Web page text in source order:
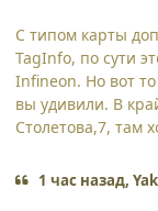
С типом карты
TagInfo, по сути
Infineon. Но вот
вы удивили. В
Столетова,7, там
1 час назад,